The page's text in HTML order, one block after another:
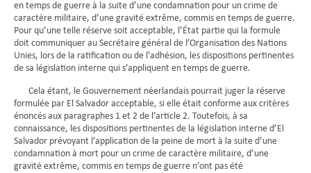
en temps de guerre à la suite d’une condamnation pour un crime de
caractère militaire, d’une gravité extrême, commis en temps de guerre.
Pour qu’une telle réserve soit acceptable, l’État partie qui la formule
doit communiquer au Secrétaire général de l’Organisation des Nations
Unies, lors de la ratification ou de l’adhésion, les dispositions pertinentes
de sa législation interne qui s’appliquent en temps de guerre.
Cela étant, le Gouvernement néerlandais pourrait juger la réserve
formulée par El Salvador acceptable, si elle était conforme aux critères
énoncés aux paragraphes 1 et 2 de l’article 2. Toutefois, à sa
connaissance, les dispositions pertinentes de la législation interne d’El
Salvador prévoyant l’application de la peine de mort à la suite d’une
condamnation à mort pour un crime de caractère militaire, d’une
gravité extrême, commis en temps de guerre n’ont pas été